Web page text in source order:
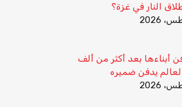
النار في غزة؟
أبناءها بعد أكثر من ألف
يدفن ضميره